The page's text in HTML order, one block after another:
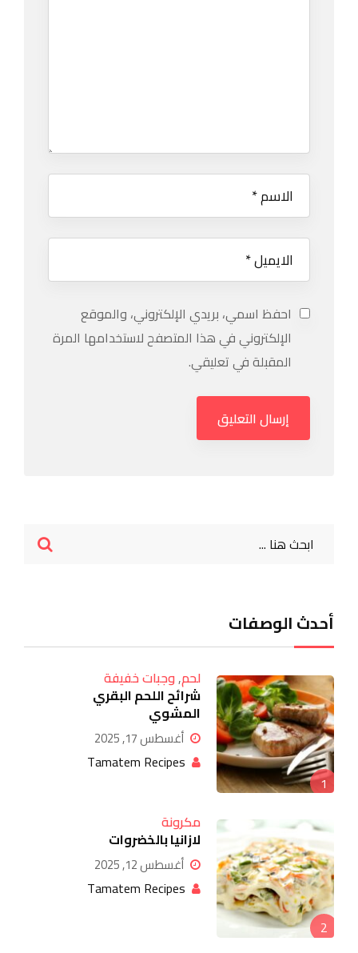
احفظ اسمي، بريدي الإلكتروني، والموقع
الإلكتروني في هذا المتصفح لاستخدامها المرة
المقبلة في تعليقي.
أحدث الوصفات
لحم,وجبات خفيفة
شرائح اللحم البقري
المشوي
أغسطس 17, 2025
Tamatem Recipes
مكرونة
لازانيا بالخضروات
أغسطس 12, 2025
Tamatem Recipes